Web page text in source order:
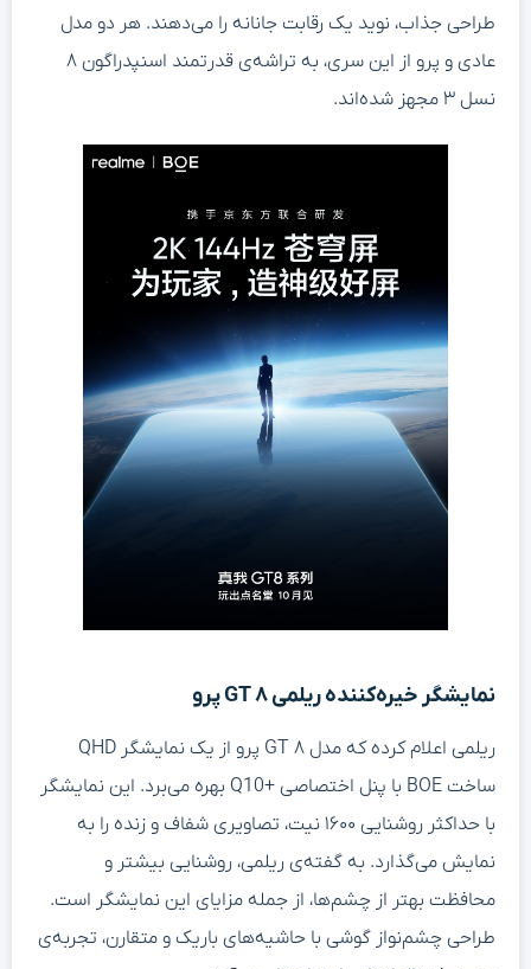
طراحی جذاب، نوید یک رقابت جانانه را می‌دهند. هر دو مدل
عادی و پرو از این سری، به تراشه‌ی قدرتمند اسنپدراگون ۸
نسل ۳ مجهز شده‌اند.
نمایشگر خیره‌کننده ریلمی GT ۸ پرو
ریلمی اعلام کرده که مدل GT ۸ پرو از یک نمایشگر QHD
ساخت BOE با پنل اختصاصی +Q10 بهره می‌برد. این نمایشگر
با حداکثر روشنایی ۱۶۰۰ نیت، تصاویری شفاف و زنده را به
نمایش می‌گذارد. به گفته‌ی ریلمی، روشنایی بیشتر و
محافظت بهتر از چشم‌ها، از جمله مزایای این نمایشگر است.
طراحی چشم‌نواز گوشی با حاشیه‌های باریک و متقارن، تجربه‌ی